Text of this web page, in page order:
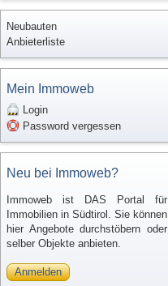
Neubauten
Anbieterliste
Mein Immoweb
Login
Password vergessen
Neu bei Immoweb?
Immoweb ist DAS Portal für
Immobilien in Südtirol. Sie können
hier Angebote durchstöbern oder
selber Objekte anbieten.
Anmelden